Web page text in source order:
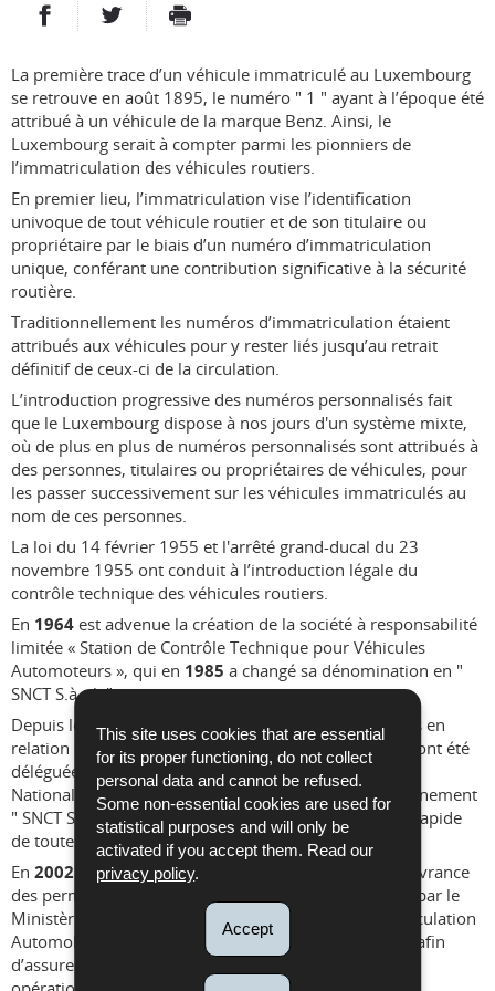
This site uses cookies that are essential
for its proper functioning, do not collect
personal data and cannot be refused.
Some non-essential cookies are used for
statistical purposes and will only be
activated if you accept them. Read our
privacy policy.
Accept
PARTAGER SUR FACEBOOK
PARTAGER SUR TWITTER
IMPRIMER
La première trace d’un véhicule immatriculé au Luxembourg
se retrouve en août 1895, le numéro " 1 " ayant à l’époque été
attribué à un véhicule de la marque Benz. Ainsi, le
Luxembourg serait à compter parmi les pionniers de
l’immatriculation des véhicules routiers.
En premier lieu, l’immatriculation vise l’identification
univoque de tout véhicule routier et de son titulaire ou
propriétaire par le biais d’un numéro d’immatriculation
unique, conférant une contribution significative à la sécurité
routière.
Traditionnellement les numéros d’immatriculation étaient
attribués aux véhicules pour y rester liés jusqu’au retrait
définitif de ceux-ci de la circulation.
L’introduction progressive des numéros personnalisés fait
que le Luxembourg dispose à nos jours d'un système mixte,
où de plus en plus de numéros personnalisés sont attribués à
des personnes, titulaires ou propriétaires de véhicules, pour
les passer successivement sur les véhicules immatriculés au
nom de ces personnes.
La loi du 14 février 1955 et l'arrêté grand-ducal du 23
novembre 1955 ont conduit à l’introduction légale du
contrôle technique des véhicules routiers.
En 1964 est advenue la création de la société à responsabilité
limitée « Station de Contrôle Technique pour Véhicules
Automoteurs », qui en 1985 a changé sa dénomination en "
SNCT S.à.r.l. ".
Depuis le
janvier 1993
, les tâches administratives en
relation avec l’immatriculation des véhicules routiers ont été
déléguées par le Ministère des Transports à la Société
Nationale de Circulation Automobile " SNCA ", (anciennement
" SNCT S.à.r.l. ") afin d’assurer une gestion efficace et rapide
de toutes les opérations relatives à l’immatriculation.
En 2002 les activités administratives relatives à la délivrance
des permis de conduire ont également été déléguées par le
Ministère des Transports à la Société Nationale de Circulation
Automobile " SNCA ", (anciennement " SNCT S.à.r.l. ") afin
d’assurer une gestion efficace et rapide de toutes les